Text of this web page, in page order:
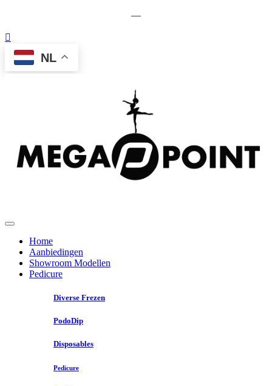
—
NL
Home
Aanbiedingen
Showroom Modellen
Pedicure
Diverse Frezen
PodoDip
Disposables
Pedicure